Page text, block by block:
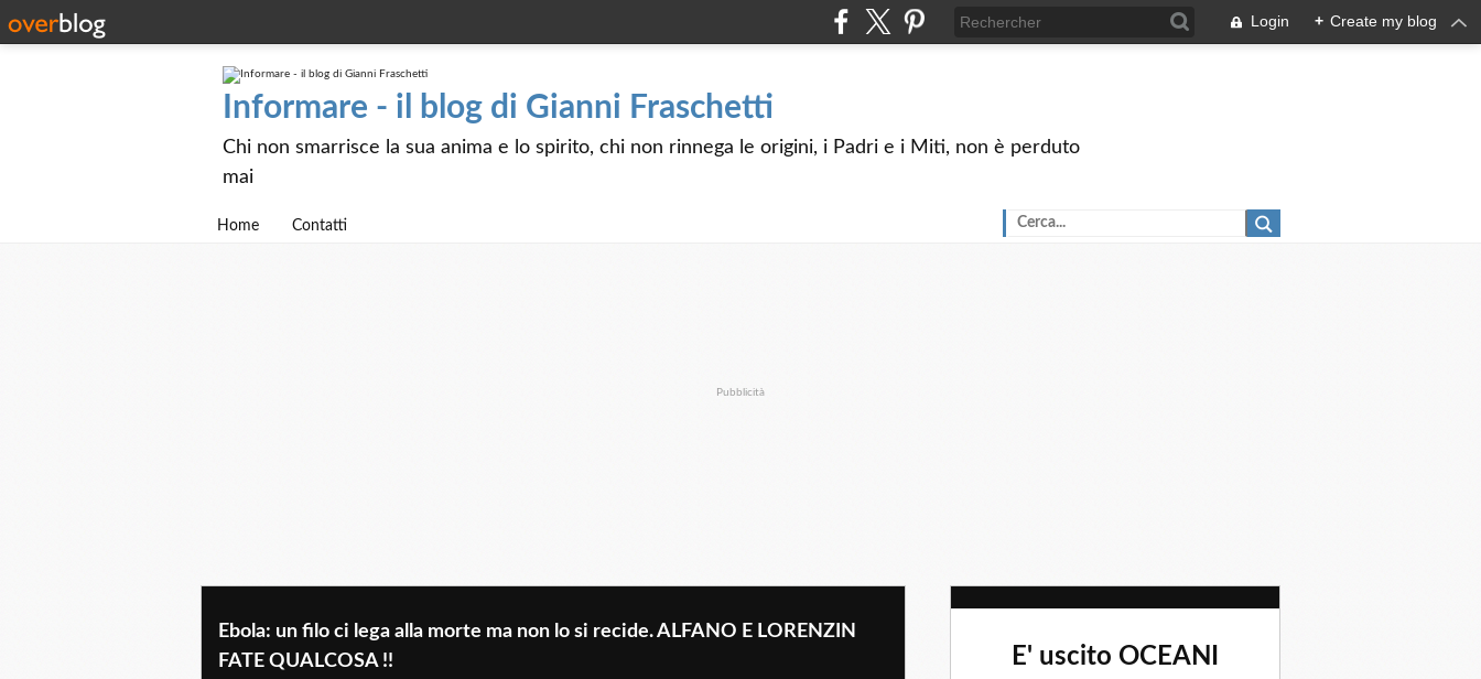
Login + Create my blog
Informare - il blog di Gianni Fraschetti
Chi non smarrisce la sua anima e lo spirito, chi non rinnega le origini, i Padri e i Miti, non è perduto
mai
Home Contatti
Pubblicità
Ebola: un filo ci lega alla morte ma non lo si recide. ALFANO E LORENZIN
FATE QUALCOSA !!
E' uscito OCEANI